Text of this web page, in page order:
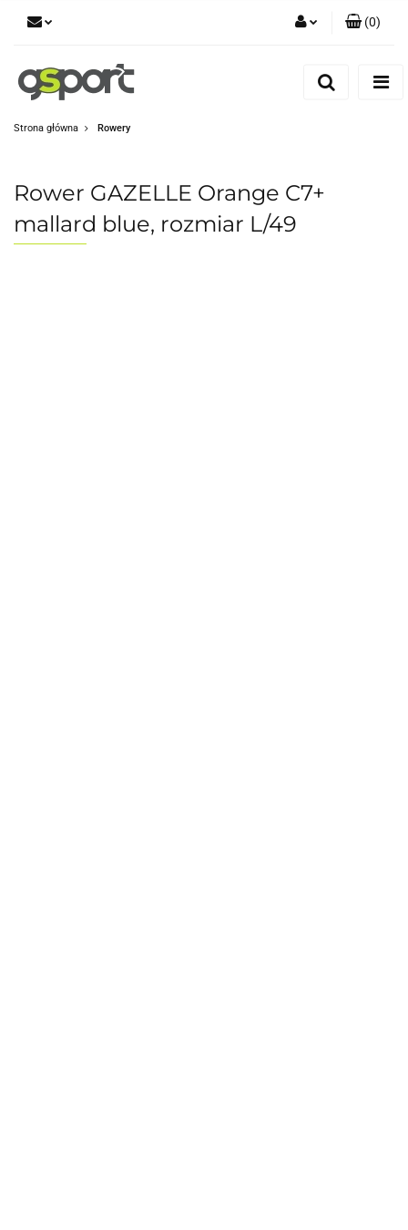
(0)
Strona główna Rowery
Rower GAZELLE Orange C7+
mallard blue, rozmiar L/49